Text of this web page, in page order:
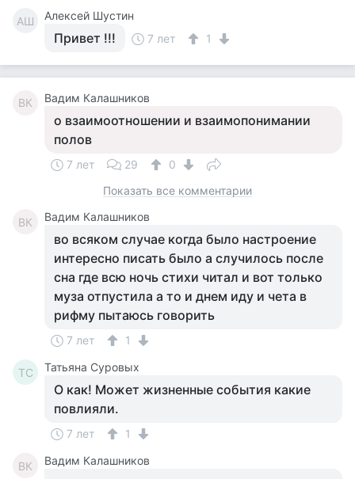
АШ Алексей Шустин
Привет !!! 7 лет 1
ВК Вадим Калашников
о взаимоотношении и взаимопонимании
полов
7 лет 29
0
Показать все комментарии
ВК Вадим Калашников
во всяком случае когда было настроение
интересно писать было а случилось после
сна где всю ночь стихи читал и вот только
муза отпустила а то и днем иду и чета в
рифму пытаюсь говорить
7 лет 1
ТС Татьяна Суровых
О как! Может жизненные события какие
повлияли.
7 лет 1
ВК Вадим Калашников